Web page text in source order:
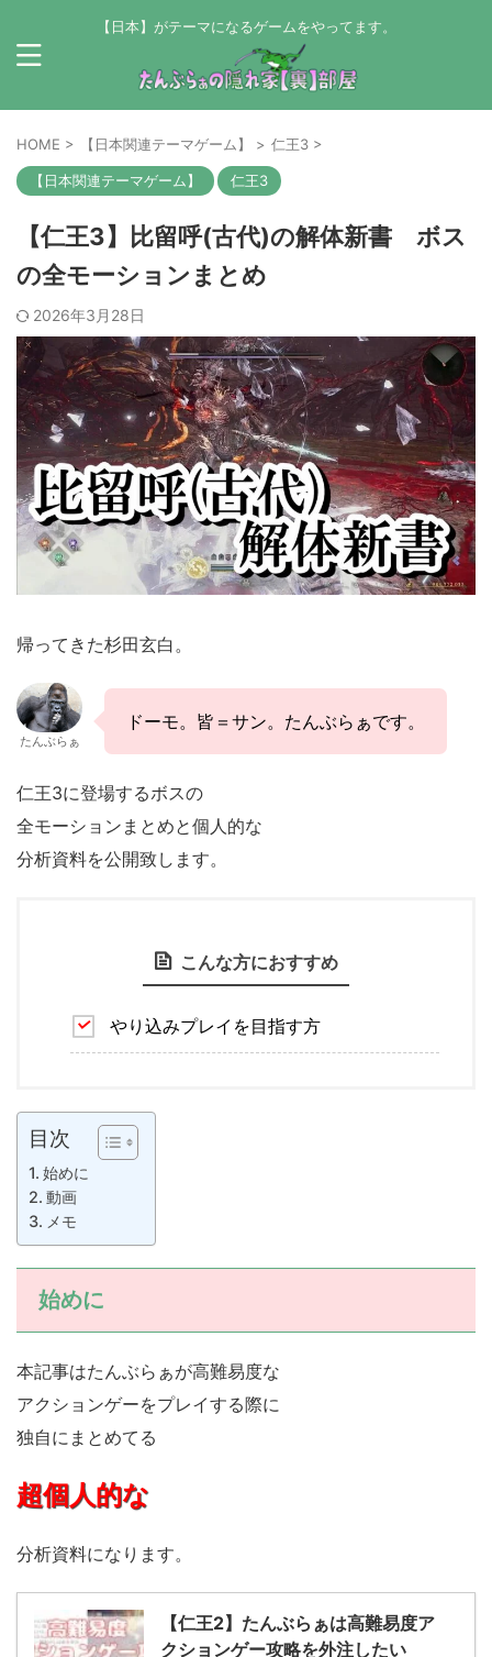
【日本】がテーマになるゲームをやってます。
HOME > 【日本関連テーマゲーム】 > 仁王3 >
【日本関連テーマゲーム】 仁王3
【仁王3】比留呼(古代)の解体新書 ボス
の全モーションまとめ
2026年3月28日
帰ってきた杉田玄白。
たんぶらぁ
ドーモ。皆＝サン。たんぶらぁです。
仁王3に登場するボスの
全モーションまとめと個人的な
分析資料を公開致します。
こんな方におすすめ
やり込みプレイを目指す方
目次
始めに
動画
メモ
始めに
本記事はたんぶらぁが高難易度な
アクションゲーをプレイする際に
独自にまとめてる
超個人的な
分析資料になります。
【仁王2】たんぶらぁは高難易度ア
クションゲー攻略を外注したい